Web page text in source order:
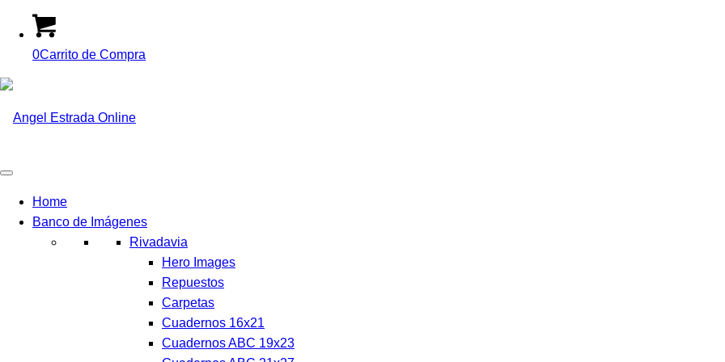
0Carrito de Compra
Home
Banco de Imágenes
Rivadavia
Hero Images
Repuestos
Carpetas
Cuadernos 16x21
Cuadernos ABC 19x23